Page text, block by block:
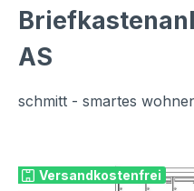
AS
schmitt - smartes
Versandkostenfrei